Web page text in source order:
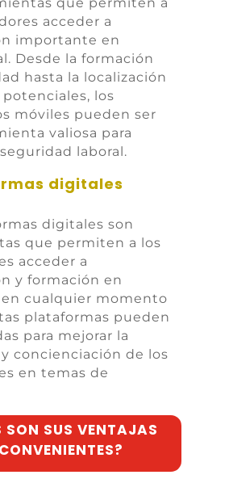
acceder a
importante en
Desde la formación
hasta la localización
los
móviles pueden ser
valiosa para
laboral.
digitales
digitales son
que permiten a los
acceder a
y formación en
cualquier momento
plataformas pueden
para mejorar la
concienciación de los
en temas de
SON SUS VENTAJAS